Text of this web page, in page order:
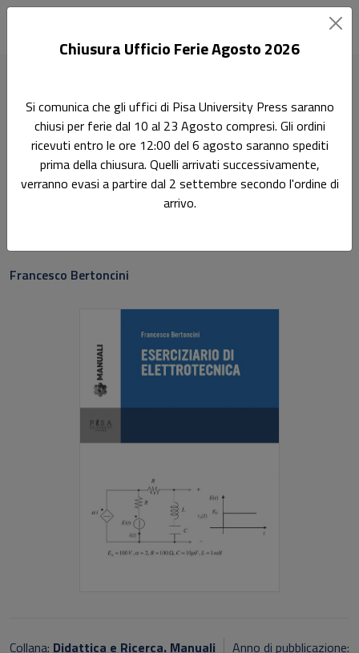
Eserciziario di Elettrotecnica
Didattica
Eserciziario di
Elettrotecnica
Sottotitolo non presente
Francesco Bertoncini
Collana: Didattica e Ricerca. Manuali
Anno di pubblicazione:
Chiusura Ufficio Ferie Agosto 2026
Si comunica che gli uffici di Pisa University Press saranno
chiusi per ferie dal 10 al 23 Agosto compresi. Gli ordini
ricevuti entro le ore 12:00 del 6 agosto saranno spediti
prima della chiusura. Quelli arrivati successivamente,
verranno evasi a partire dal 2 settembre secondo l'ordine di
arrivo.